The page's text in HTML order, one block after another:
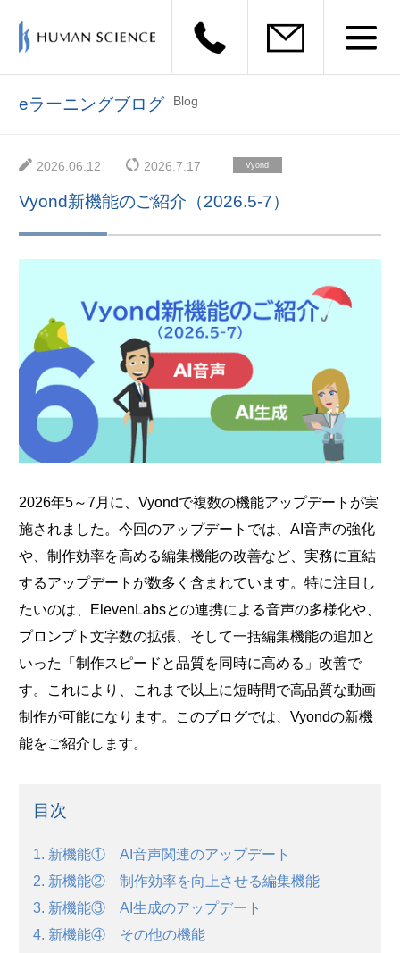
eラーニングブログ Blog
2026.06.12 2026.7.17 Vyond
Vyond新機能のご紹介（2026.5-7）
2026年5～7月に、Vyondで複数の機能アップデートが実
施されました。今回のアップデートでは、AI音声の強化
や、制作効率を高める編集機能の改善など、実務に直結
するアップデートが数多く含まれています。特に注目し
たいのは、ElevenLabsとの連携による音声の多様化や、
プロンプト文字数の拡張、そして一括編集機能の追加と
いった「制作スピードと品質を同時に高める」改善で
す。これにより、これまで以上に短時間で高品質な動画
制作が可能になります。このブログでは、Vyondの新機
能をご紹介します。
目次
1. 新機能① AI音声関連のアップデート
2. 新機能② 制作効率を向上させる編集機能
3. 新機能③ AI生成のアップデート
4. 新機能④ その他の機能